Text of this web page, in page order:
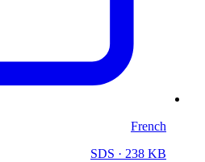
French
SDS · 238 KB